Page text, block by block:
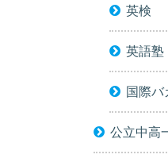
英検
英語塾
国際バ
公立中高